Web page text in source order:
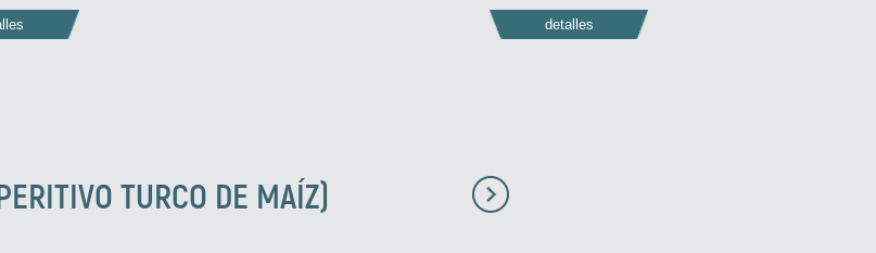
detalles
TURCO DE MAÍZ)